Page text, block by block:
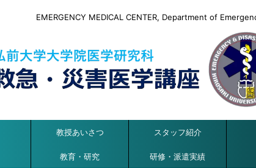
EMERGENCY MEDICAL CENTER, Department of
教授あいさつ スタッフ紹介
教育・研究 研修・派遣実績